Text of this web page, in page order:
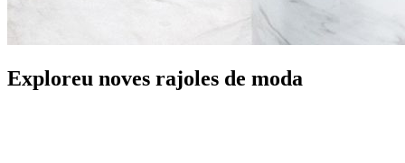
Exploreu noves rajoles de moda